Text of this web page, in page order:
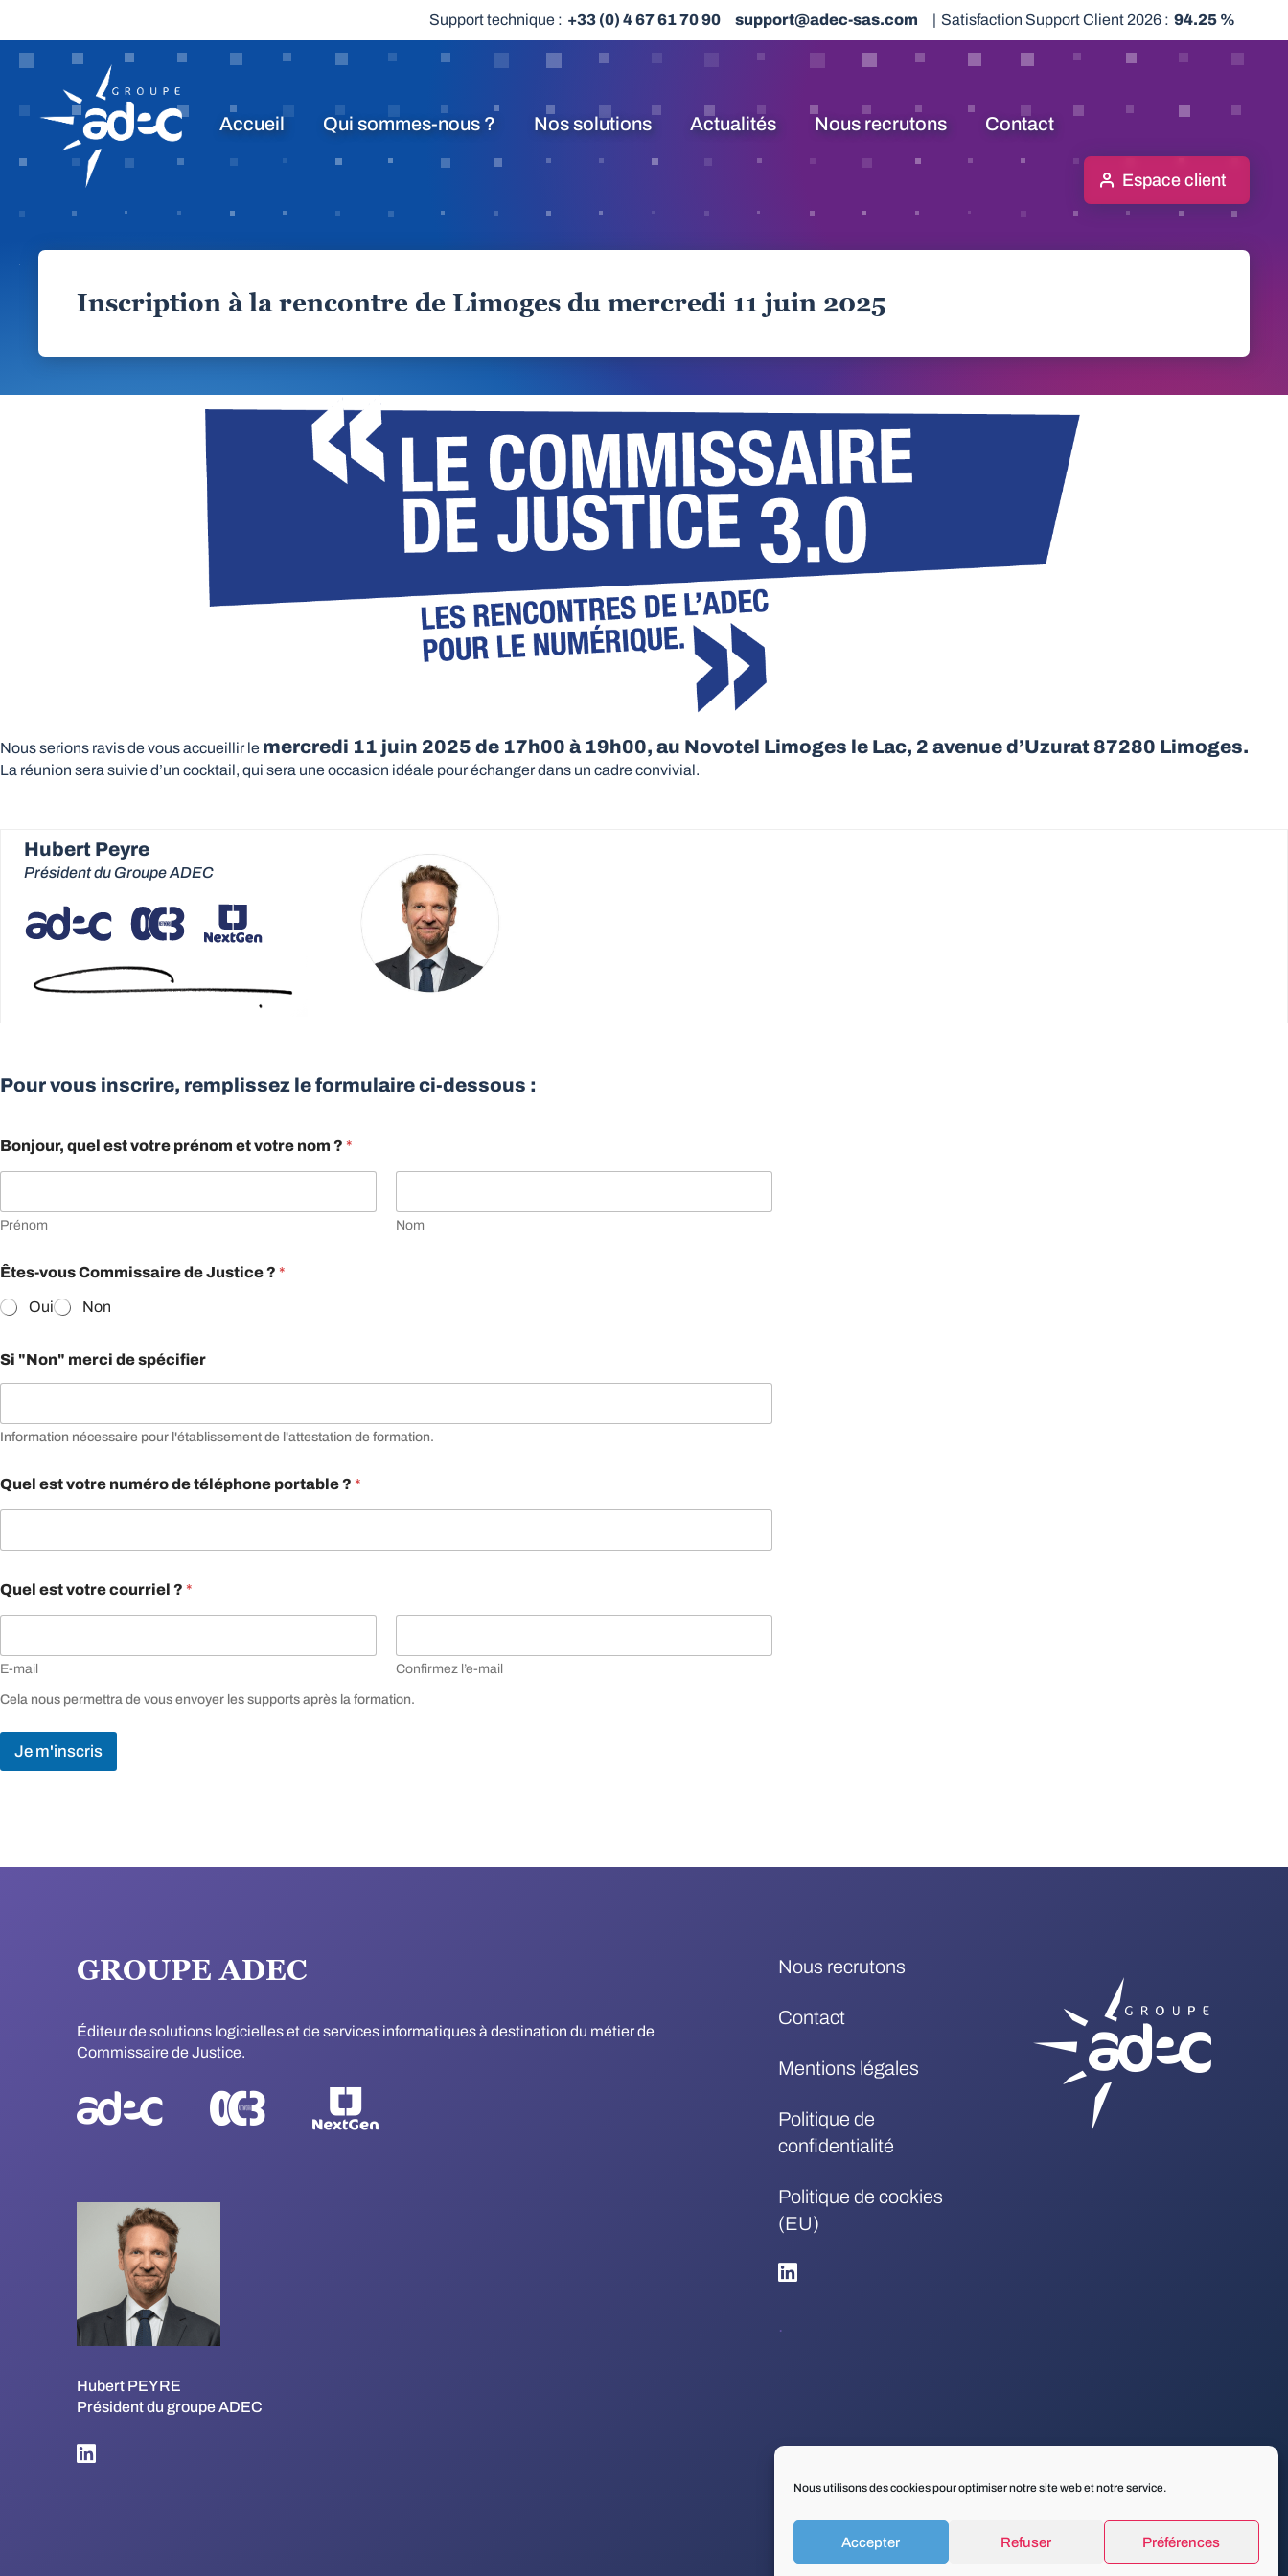
Nous utilisons des cookies pour optimiser notre site web et notre service.
Accepter Refuser Préférences
Support technique : +33 (0) 4 67 61 70 90 support@adec-sas.com | Satisfaction Support Client 2026 : 94.25 %
Accueil Qui sommes-nous ? Nos solutions Actualités Nous recrutons Contact
Espace client
Inscription à la rencontre de Limoges du mercredi 11 juin 2025
Nous serions ravis de vous accueillir le mercredi 11 juin 2025 de 17h00 à 19h00, au Novotel Limoges le Lac, 2 avenue d’Uzurat 87280 Limoges.
La réunion sera suivie d’un cocktail, qui sera une occasion idéale pour échanger dans un cadre convivial.
Hubert Peyre
Président du Groupe ADEC
Pour vous inscrire, remplissez le formulaire ci-dessous :
Bonjour, quel est votre prénom et votre nom ? *
Prénom Nom
C
m
s
s
i
r
v
o
t
e
Êtes-vous Commissaire de Justice ? *
Oui Non
Q
u
e
Si "Non" merci de spécifier
Information nécessaire pour l'établissement de l'attestation de formation.
Quel est votre numéro de téléphone portable ? *
Quel est votre courriel ? *
E-mail Confirmez l’e-mail
Cela nous permettra de vous envoyer les supports après la formation.
Je m'inscris
GROUPE ADEC
Éditeur de solutions logicielles et de services informatiques à destination du métier de
Commissaire de Justice.
Hubert PEYRE
Président du groupe ADEC
Nous recrutons
Contact
Mentions légales
Politique de
confidentialité
Politique de cookies
(EU)
.